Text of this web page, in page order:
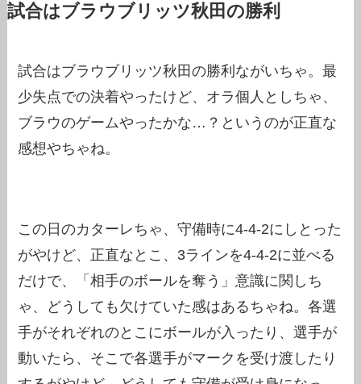
試合はブラウブリッツ秋田の勝利
試合はブラウブリッツ秋田の勝利ながいちゃ。最
少失点での決着やったけど、オラ個人としちゃ、
ブラウのゲームやったかな…？というのが正直な
感想やちゃね。
この日のカターレちゃ、守備時に4-4-2にしとった
がやけど、正直なとこ、3ラインを4-4-2に並べる
だけで、「相手のボールを奪う」意識に関しち
ゃ、どうしても欠けていた感はあるちゃね。各選
手がそれぞれのとこにボールが入ったり、選手が
動いたら、そこで各選手がマークを受け渡したり